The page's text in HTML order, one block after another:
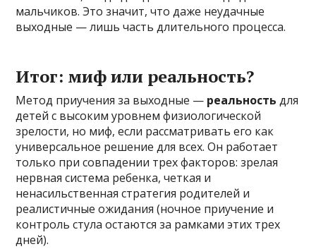
мальчиков. Это значит, что даже неудачные
выходные — лишь часть длительного процесса.
Итог: миф или реальность?
Метод приучения за выходные — реальность для
детей с высоким уровнем физиологической
зрелости, но миф, если рассматривать его как
универсальное решение для всех. Он работает
только при совпадении трех факторов: зрелая
нервная система ребенка, четкая и
ненасильственная стратегия родителей и
реалистичные ожидания (ночное приучение и
контроль стула остаются за рамками этих трех
дней).